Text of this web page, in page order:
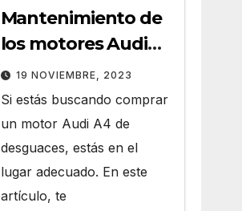
Mantenimiento de
los motores Audi
A4 de Desguaces
19 NOVIEMBRE, 2023
Si estás buscando comprar
un motor Audi A4 de
desguaces, estás en el
lugar adecuado. En este
artículo, te